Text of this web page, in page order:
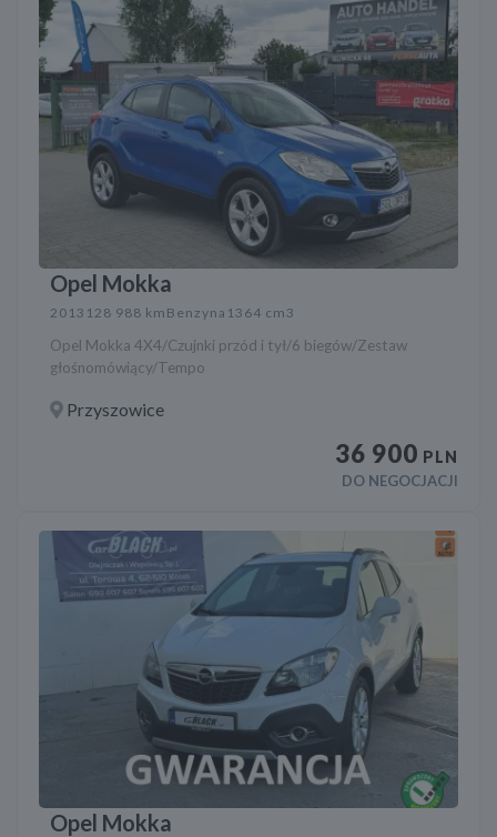
Opel Mokka
2013 128 988 km Benzyna 1364 cm3
Opel Mokka 4X4/Czujnki przód i tył/6 biegów/Zestaw
głośnomówiący/Tempo
Przyszowice
36 900 PLN
DO NEGOCJACJI
Opel Mokka